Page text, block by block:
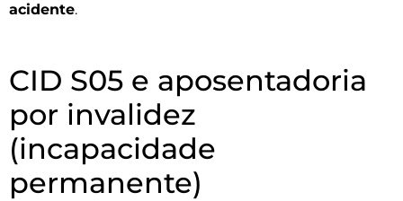
acidente.
CID S05 e aposentadoria
por invalidez
(incapacidade
permanente)